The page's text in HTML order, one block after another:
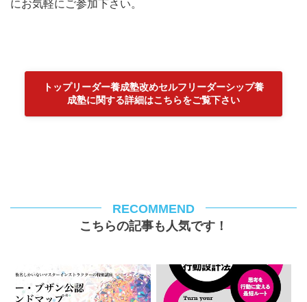
にお気軽にご参加下さい。
トップリーダー養成塾改めセルフリーダーシップ養
成塾に関する詳細はこちらをご覧下さい
RECOMMEND
こちらの記事も人気です！